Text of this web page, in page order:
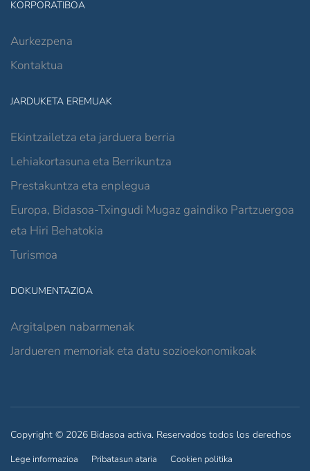
KORPORATIBOA
Aurkezpena
Kontaktua
JARDUKETA EREMUAK
Ekintzailetza eta jarduera berria
Lehiakortasuna eta Berrikuntza
Prestakuntza eta enplegua
Europa, Bidasoa-Txingudi Mugaz gaindiko Partzuergoa
eta Hiri Behatokia
Turismoa
DOKUMENTAZIOA
Argitalpen nabarmenak
Jardueren memoriak eta datu sozioekonomikoak
Copyright © 2026 Bidasoa activa. Reservados todos los derechos
Lege informazioa Pribatasun ataria Cookien politika